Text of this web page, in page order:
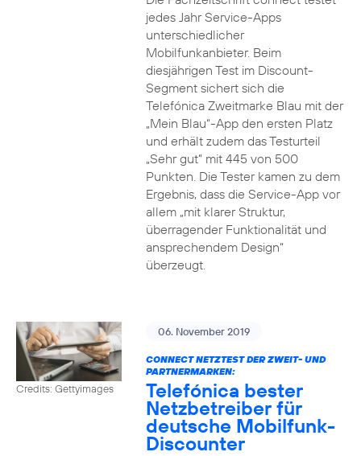
jedes Jahr Service-Apps
unterschiedlicher
Mobilfunkanbieter. Beim
diesjährigen Test im Discount-
Segment sichert sich die
Telefónica Zweitmarke Blau mit der
„Mein Blau“-App den ersten Platz
und erhält zudem das Testurteil
„Sehr gut“ mit 445 von 500
Punkten. Die Tester kamen zu dem
Ergebnis, dass die Service-App vor
allem „mit klarer Struktur,
überragender Funktionalität und
ansprechendem Design“
überzeugt.
Credits: Gettyimages
06. November 2019
CONNECT NETZTEST DER ZWEIT- UND
PARTNERMARKEN:
Telefónica bester
Netzbetreiber für
deutsche Mobilfunk-
Discounter